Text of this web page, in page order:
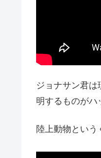
ジョナサン君
明するものがハ
陸上動物という